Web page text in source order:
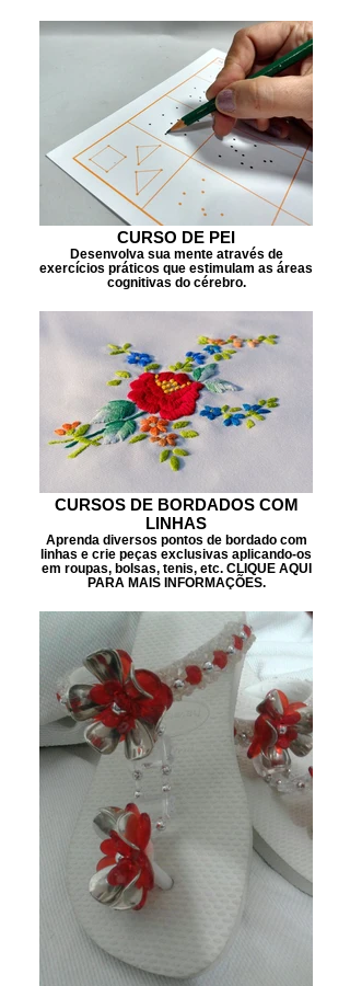
CURSO DE PEI
Desenvolva sua mente através de
exercícios práticos que estimulam as áreas
cognitivas do cérebro.
CURSOS DE BORDADOS COM
LINHAS
Aprenda diversos pontos de bordado com
linhas e crie peças exclusivas aplicando-os
em roupas, bolsas, tenis, etc. CLIQUE AQUI
PARA MAIS INFORMAÇÕES.